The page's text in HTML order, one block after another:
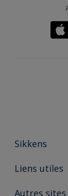
Sikkens
A propos de
Liens utiles
Ouvrir un
Autres sites